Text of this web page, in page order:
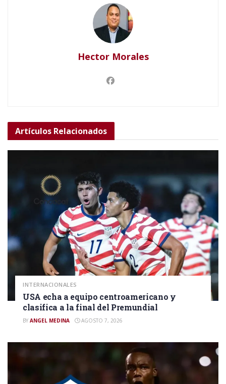
Hector Morales
Artículos Relacionados
INTERNACIONALES
USA echa a equipo centroamericano y
clasifica a la final del Premundial
BY ANGEL MEDINA AGOSTO 7, 2026